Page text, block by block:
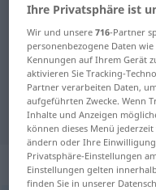
Deutsch-
Deutsch-
für "Ding"
"Ding"
„Ding“:
Ihre Privatsphäre ist
Wir und unsere716-Partner
personenbezogene Daten
Kennungen auf Ihrem Gerät
aktivieren Sie Tracking-
Partner verarbeiten Daten,
aufgeführten Zwecke. Wenn
Inhalte und Anzeigen
können dieses Menü
ändern oder Ihre
Privatsphäre-Einstellungen
Einstellungen gelten
finden Sie in unserer